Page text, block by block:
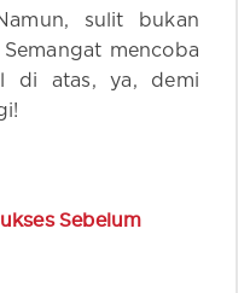
sulit bukan
mencoba
di atas, ya, demi
Sebelum